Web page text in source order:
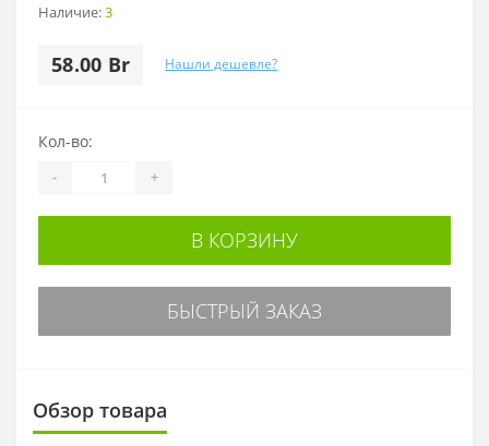
Наличие:3
58.00 Br Нашли дешевле?
Кол-во:
- +
В КОРЗИНУ
БЫСТРЫЙ ЗАКАЗ
Обзор товара